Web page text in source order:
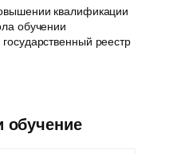
квалификации
обучении
реестр
обучение